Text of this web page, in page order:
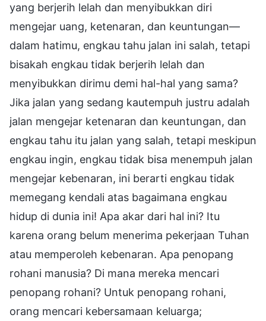
yang berjerih lelah dan menyibukkan diri
mengejar uang, ketenaran, dan keuntungan—
dalam hatimu, engkau tahu jalan ini salah, tetapi
bisakah engkau tidak berjerih lelah dan
menyibukkan dirimu demi hal-hal yang sama?
Jika jalan yang sedang kautempuh justru adalah
jalan mengejar ketenaran dan keuntungan, dan
engkau tahu itu jalan yang salah, tetapi meskipun
engkau ingin, engkau tidak bisa menempuh jalan
mengejar kebenaran, ini berarti engkau tidak
memegang kendali atas bagaimana engkau
hidup di dunia ini! Apa akar dari hal ini? Itu
karena orang belum menerima pekerjaan Tuhan
atau memperoleh kebenaran. Apa penopang
rohani manusia? Di mana mereka mencari
penopang rohani? Untuk penopang rohani,
orang mencari kebersamaan keluarga;